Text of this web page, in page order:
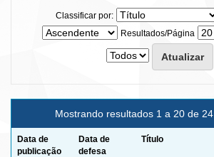
Classificar por:
Resultados/Página
Mostrando resultados 1 a 20 de 24
Data de
publicação
Data de
defesa
Título